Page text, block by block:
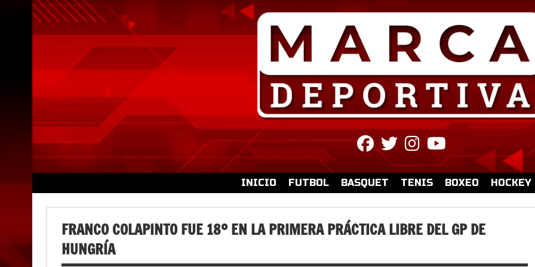
fab
fa-
facebook
fab
fa-
twitter
fab
fa-
instagram
fa-
youtube
INICIO FUTBOL BASQUET TENIS BOXEO HOCKEY
FRANCO COLAPINTO FUE 18º EN LA PRIMERA PRÁCTICA LIBRE DEL GP DE
HUNGRÍA